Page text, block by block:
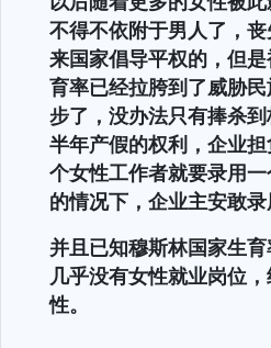
不得不依附于男人了，
来国家倡导平权的，但
育率已经拉胯到了威胁
步了，没办法只有捧杀
半年产假的权利，企业
个女性工作者就要录用
的情况下，企业主安敢
并且已知穆斯林国家生
几乎没有女性就业岗位
性。